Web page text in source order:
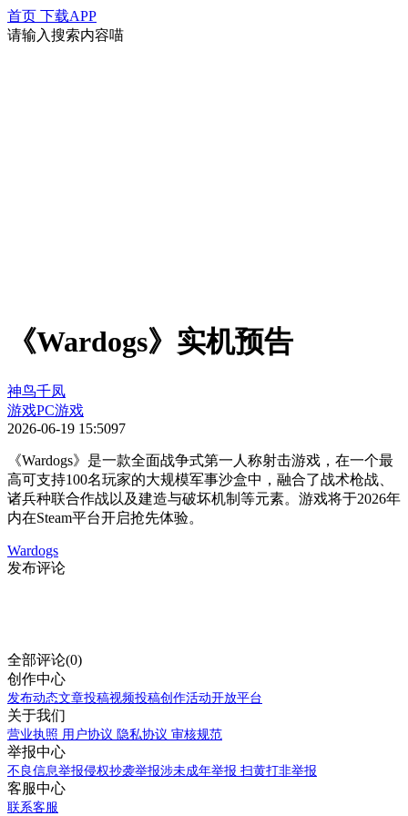
首页 下载APP
请输入搜索内容喵
《Wardogs》实机预告
神鸟千凤
游戏PC游戏
2026-06-19 15:5097
《Wardogs》是一款全面战争式第一人称射击游戏，在一个最
高可支持100名玩家的大规模军事沙盒中，融合了战术枪战、
诸兵种联合作战以及建造与破坏机制等元素。游戏将于2026年
内在Steam平台开启抢先体验。
Wardogs
发布评论
全部评论(0)
创作中心
发布动态文章投稿视频投稿创作活动开放平台
关于我们
营业执照 用户协议 隐私协议 审核规范
举报中心
不良信息举报侵权抄袭举报涉未成年举报 扫黄打非举报
客服中心
联系客服